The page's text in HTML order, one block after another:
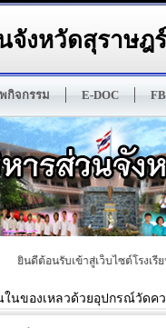
จังหวัดสุราษ
กิจกรรม E-DOC
ยินดีต้อนรับเข้าสู่เว็บไซต์โรงเรีย
ในของเหลวด้วยอุปกรณ์วัดค